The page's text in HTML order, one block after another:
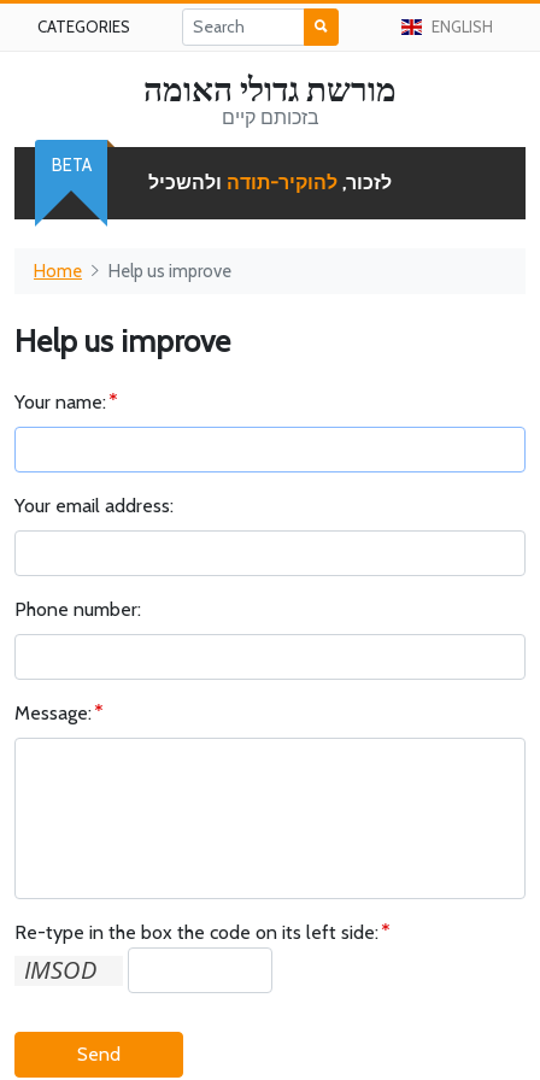
CATEGORIES ENGLISH
מורשת גדולי האומה
בזכותם קיים
לזכור, להוקיר-תודה ולהשכיל
BETA
Home Help us improve
Help us improve
Your name:
Your email address:
Phone number:
Message:
Re-type in the box the code on its left side:
Send